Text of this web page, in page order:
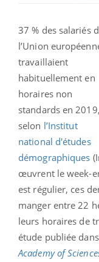
37 % des salariés
l’Union
travaillaient
habituellement en
horaires non
standards en 2019,
selon l’Institut
national d'études
démographiques
œuvrent le week-
est régulier, ces
manger entre 22
leurs horaires de
étude publiée
Academy of